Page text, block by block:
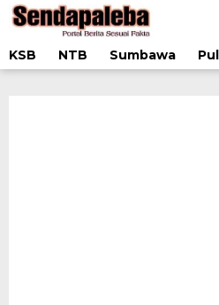
Lewati
ke
KSB
NTB Sumbawa